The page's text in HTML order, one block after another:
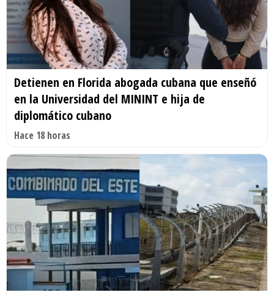
Detienen en Florida abogada cubana que enseñó
en la Universidad del MININT e hija de
diplomático cubano
Hace 18 horas